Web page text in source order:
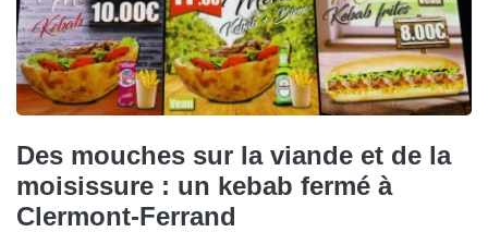
Des mouches sur la viande et de la
moisissure : un kebab fermé à
Clermont-Ferrand